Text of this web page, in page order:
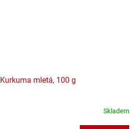
mletá, 100 g
Skladem